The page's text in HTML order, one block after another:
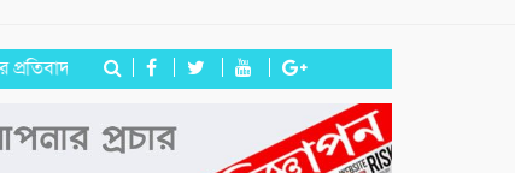
জগন্নাথপুরে নৌকা ডুবিতে নিহত পরিবারের পাশে হিন্দু বৌদ্ধ